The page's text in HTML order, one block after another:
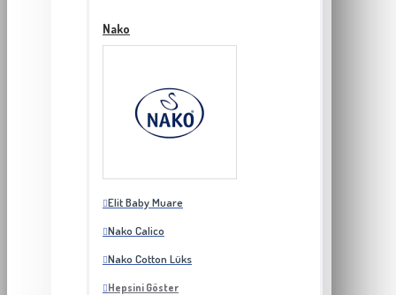
Nako
Elit Baby Muare
Nako Calico
Nako Cotton Lüks
Hepsini Göster